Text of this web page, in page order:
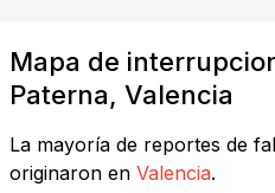
Mapa de
Paterna, Valencia
La mayoría de reportes de
originaron en Valencia.